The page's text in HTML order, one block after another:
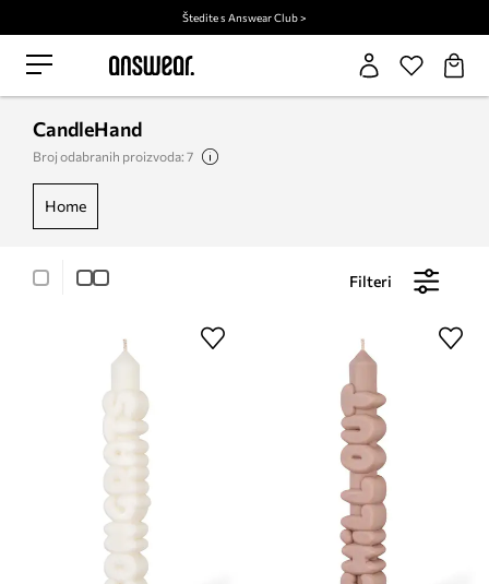
Štedite s Answear Club >
CandleHand
Broj odabranih proizvoda: 7
home
Filteri